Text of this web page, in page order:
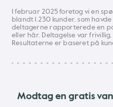
I februar 2025 foretog vi en
blandt 1.230 kunder, som havde
deltagerne rapporterede en
eller hår. Deltagelse var
Resultaterne er baseret på
Modtag en gratis